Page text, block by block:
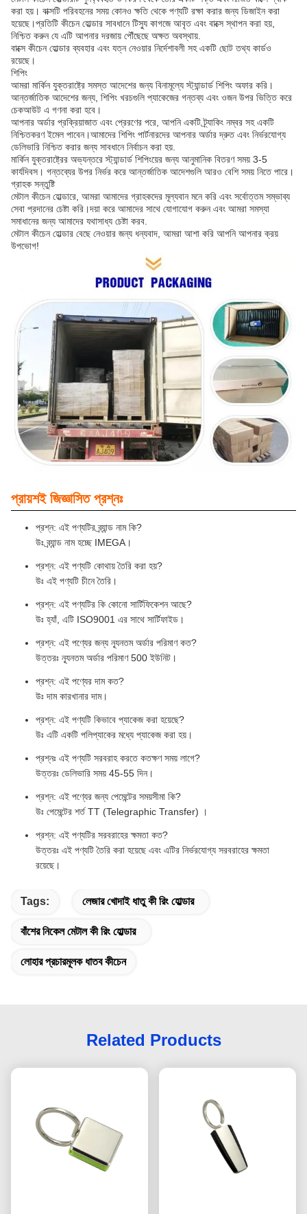
করা হয়। বাক্সটি পরিবহনের সময় কোনও ক্ষতি থেকে পণ্যটি রক্ষা করার জন্য ডিজাইন করা
হয়েছে।প্রতিটি কীচেন হোল্ডার সাবধানে টিস্যু কাগজে আবৃত এবং বাক্সে স্থাপন করা হয়,
নিশ্চিত করুন যে এটি আপনার দরজায় পৌঁছেছে অক্ষত অবস্থায়.
বাক্সে কীচেন হোল্ডার ব্যবহার এবং যত্ন নেওয়ার নির্দেশাবলী সহ একটি ছোট তথ্য কার্ডও
রয়েছে।
শিপিং
আমরা মার্কিন যুক্তরাষ্ট্রে সমস্ত আদেশের জন্য বিনামূল্যে স্ট্যান্ডার্ড শিপিং অফার করি।
আন্তর্জাতিক আদেশের জন্য, শিপিং খরচগুলি প্যাকেজের গন্তব্য এবং ওজন উপর ভিত্তি করে
চেকআউট এ গণনা করা হবে।
আপনার অর্ডার প্রক্রিয়াজাত এবং প্রেরণের পরে, আপনি একটি ট্র্যাকিং নম্বর সহ একটি
নিশ্চিতকরণ ইমেল পাবেন।আমাদের শিপিং পার্টনারদের আপনার অর্ডার দ্রুত এবং নির্ভরযোগ্য
ডেলিভারি নিশ্চিত করার জন্য সাবধানে নির্বাচন করা হয়.
মার্কিন যুক্তরাষ্ট্রের অভ্যন্তরে স্ট্যান্ডার্ড শিপিংয়ের জন্য আনুমানিক বিতরণ সময় 3-5
কার্যদিবস। গন্তব্যের উপর নির্ভর করে আন্তর্জাতিক আদেশগুলি আরও বেশি সময় নিতে পারে।
গ্রাহক সন্তুষ্টি
মেটাল কীচেন হোল্ডারে, আমরা আমাদের গ্রাহকদের মূল্যবান মনে করি এবং সর্বোত্তম সম্ভাব্য
সেবা প্রদানের চেষ্টা করি।দয়া করে আমাদের সাথে যোগাযোগ করুন এবং আমরা সমস্যা
সমাধানের জন্য আমাদের যথাসাধ্য চেষ্টা করব.
মেটাল কীচেন হোল্ডার বেছে নেওয়ার জন্য ধন্যবাদ, আমরা আশা করি আপনি আপনার ক্রয়
উপভোগ!
প্রায়শই জিজ্ঞাসিত প্রশ্নঃ
প্রশ্ন: এই পণ্যটির ব্র্যান্ড নাম কি?
উঃ ব্র্যান্ড নাম হচ্ছে IMEGA।
প্রশ্ন: এই পণ্যটি কোথায় তৈরি করা হয়?
উঃ এই পণ্যটি চীনে তৈরি।
প্রশ্ন: এই পণ্যটির কি কোনো সার্টিফিকেশন আছে?
উঃ হ্যাঁ, এটি ISO9001 এর সাথে সার্টিফাইড।
প্রশ্ন: এই পণ্যের জন্য ন্যূনতম অর্ডার পরিমাণ কত?
উত্তরঃ ন্যূনতম অর্ডার পরিমাণ 500 ইউনিট।
প্রশ্ন: এই পণ্যের দাম কত?
উঃ দাম কারখানার দাম।
প্রশ্ন: এই পণ্যটি কিভাবে প্যাকেজ করা হয়েছে?
উঃ এটি একটি পলিপ্যাকের মধ্যে প্যাকেজ করা হয়।
প্রশ্নঃ এই পণ্যটি সরবরাহ করতে কতক্ষণ সময় লাগে?
উত্তরঃ ডেলিভারি সময় 45-55 দিন।
প্রশ্ন: এই পণ্যের জন্য পেমেন্টের সময়সীমা কি?
উঃ পেমেন্টের শর্ত TT (Telegraphic Transfer) ।
প্রশ্ন: এই পণ্যটির সরবরাহের ক্ষমতা কত?
উত্তরঃ এই পণ্যটি তৈরি করা হয়েছে এবং এটির নির্ভরযোগ্য সরবরাহের ক্ষমতা
রয়েছে।
Tags: লেজার খোদাই ধাতু কী রিং হোল্ডার
বাঁশের নিকেল মেটাল কী রিং হোল্ডার
লোহার প্রচারমূলক ধাতব কীচেন
Related Products